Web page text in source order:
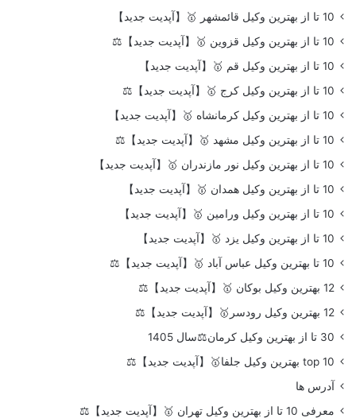
10 تا از بهترین وکیل قائمشهر 🥇【آپدیت جدید】
10 تا از بهترین وکیل قزوین 🥇【آپدیت جدید】⚖️
10 تا از بهترین وکیل قم 🥇【آپدیت جدید】
10 تا از بهترین وکیل کرج 🥇【آپدیت جدید】⚖️
10 تا از بهترین وکیل کرمانشاه 🥇【آپدیت جدید】
10 تا از بهترین وکیل مشهد 🥇【آپدیت جدید】⚖️
10 تا از بهترین وکیل نور مازندران 🥇【آپدیت جدید】
10 تا از بهترین وکیل همدان 🥇【آپدیت جدید】
10 تا از بهترین وکیل ورامین 🥇【آپدیت جدید】
10 تا از بهترین وکیل یزد 🥇【آپدیت جدید】
10 تا بهترین وکیل عباس آباد 🥇【آپدیت جدید】⚖️
12 بهترین وکیل بوکان 🥇【آپدیت جدید】⚖️
12 بهترین وکیل رودسر🥇【آپدیت جدید】⚖️
30 تا از بهترین وکیل کرمان⚖️سال 1405
top 10 بهترین وکیل جلفا🥇【آپدیت جدید】⚖️
آدرس ها
معرفی 10 تا از بهترین وکیل تهران 🥇【آپدیت جدید】⚖️